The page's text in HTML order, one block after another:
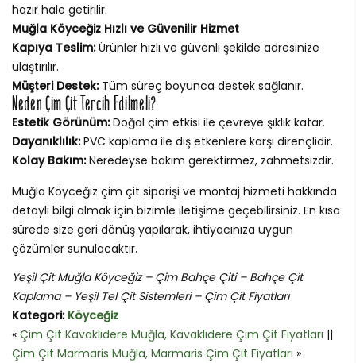
hazır hale getirilir.
Muğla Köyceğiz Hızlı ve Güvenilir Hizmet
Kapıya Teslim:Ürünler hızlı ve güvenli şekilde adresinize
ulaştırılır.
Müşteri Destek:Tüm süreç boyunca destek sağlanır.
Neden Çim Çit Tercih Edilmeli?
Estetik Görünüm:Doğal çim etkisi ile çevreye şıklık katar.
Dayanıklılık:PVC kaplama ile dış etkenlere karşı dirençlidir.
Kolay Bakım:Neredeyse bakım gerektirmez, zahmetsizdir.
Muğla Köyceğiz çim çit siparişi ve montaj hizmeti hakkında
detaylı bilgi almak için bizimle iletişime geçebilirsiniz. En kısa
sürede size geri dönüş yapılarak, ihtiyacınıza uygun
çözümler sunulacaktır.
Yeşil Çit Muğla Köyceğiz – Çim Bahçe Çiti – Bahçe Çit
Kaplama – Yeşil Tel Çit Sistemleri – Çim Çit Fiyatları
Kategori: Köyceğiz
« Çim Çit Kavaklıdere Muğla, Kavaklıdere Çim Çit Fiyatları ||
Çim Çit Marmaris Muğla, Marmaris Çim Çit Fiyatları »